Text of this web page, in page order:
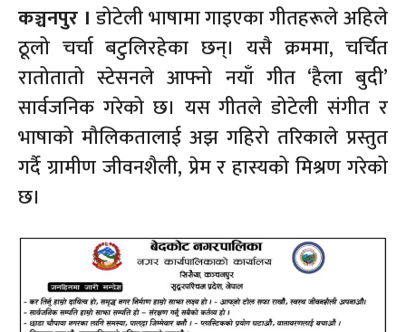
कञ्चनपुर । डोटेली भाषामा गाइएका गीतहरूले अहिले
ठूलो चर्चा बटुलिरहेका छन्। यसै क्रममा, चर्चित
रातोतातो स्टेसनले आफ्नो नयाँ गीत ‘हैला बुदी’
सार्वजनिक गरेको छ। यस गीतले डोटेली संगीत र
भाषाको मौलिकतालाई अझ गहिरो तरिकाले प्रस्तुत
गर्दै ग्रामीण जीवनशैली, प्रेम र हास्यको मिश्रण गरेको
छ।